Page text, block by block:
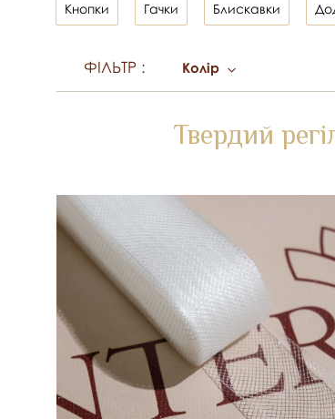
Кнопки Гачки Блискавки
ФІЛЬТР : Колір
Твердий